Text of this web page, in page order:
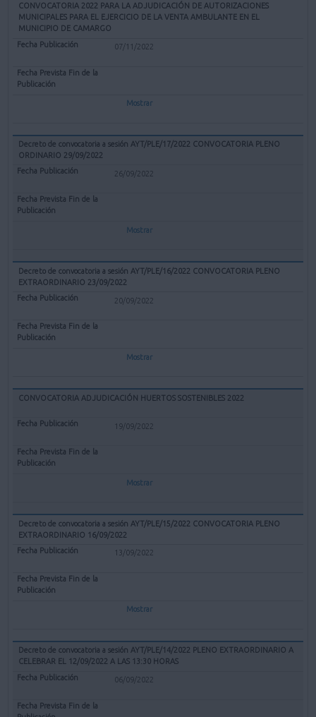
CONVOCATORIA 2022 PARA LA ADJUDICACIÓN DE AUTORIZACIONES
MUNICIPALES PARA EL EJERCICIO DE LA VENTA AMBULANTE EN EL
MUNICIPIO DE CAMARGO
07/11/2022
Mostrar
Decreto de convocatoria a sesión AYT/PLE/17/2022 CONVOCATORIA PLENO
ORDINARIO 29/09/2022
26/09/2022
Mostrar
Decreto de convocatoria a sesión AYT/PLE/16/2022 CONVOCATORIA PLENO
EXTRAORDINARIO 23/09/2022
20/09/2022
Mostrar
CONVOCATORIA ADJUDICACIÓN HUERTOS SOSTENIBLES 2022
19/09/2022
Mostrar
Decreto de convocatoria a sesión AYT/PLE/15/2022 CONVOCATORIA PLENO
EXTRAORDINARIO 16/09/2022
13/09/2022
Mostrar
Decreto de convocatoria a sesión AYT/PLE/14/2022 PLENO EXTRAORDINARIO A
CELEBRAR EL 12/09/2022 A LAS 13:30 HORAS
06/09/2022